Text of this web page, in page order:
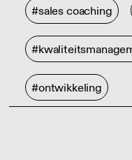
#sales coaching
#ontwikkeling